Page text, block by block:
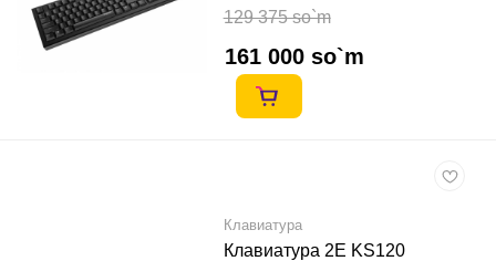
129 375 so`m
161 000 so`m
Клавиатура
Клавиатура 2E KS120